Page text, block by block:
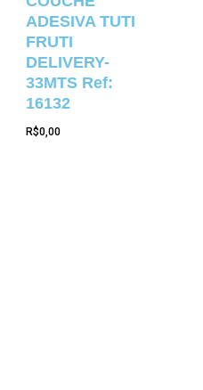
ADESIVA TUTI
FRUTI
DELIVERY-
33MTS Ref:
16132
R$0,00